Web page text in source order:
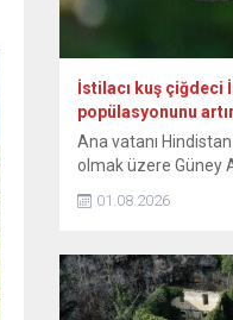
İstilacı kuş çiğdeci
popülasyonunu
Ana vatanı
olmak üzere Güney
bölgelerine de
İstanbul’da yaşam
Sığırcıkgiller
tüylü, sarı bacaklı
01.08.2026